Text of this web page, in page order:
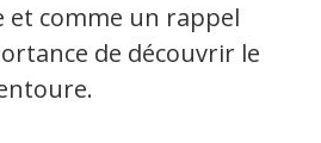
et comme un rappel
de découvrir le